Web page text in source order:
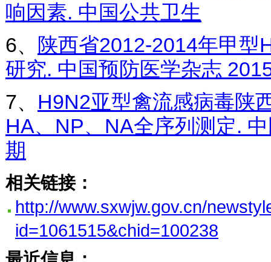
响因素. 中国公共卫生
6、
陕西省2012-2014年甲型
研究. 中国预防医学杂志
7、 H9N2亚型禽流感病毒陕
HA、NP、NA全序列测定.
期
相关链接：
http://www.sxwjw.gov.cn/
id=1061515&chid=100238